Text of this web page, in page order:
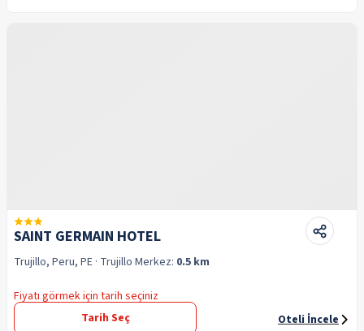
SAINT GERMAIN HOTEL
Trujillo, Peru, PE · Trujillo Merkez: 0.5 km
Fiyatı görmek için tarih seçiniz
Tarih Seç
Oteli İncele